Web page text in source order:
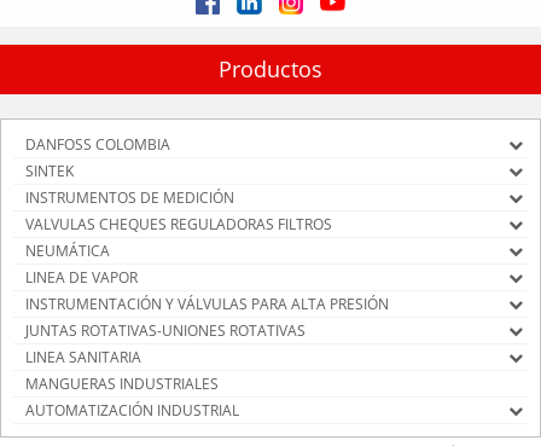
Productos
DANFOSS COLOMBIA
SINTEK
INSTRUMENTOS DE MEDICIÓN
VALVULAS CHEQUES REGULADORAS FILTROS
NEUMÁTICA
LINEA DE VAPOR
INSTRUMENTACIÓN Y VÁLVULAS PARA ALTA PRESIÓN
JUNTAS ROTATIVAS-UNIONES ROTATIVAS
LINEA SANITARIA
MANGUERAS INDUSTRIALES
AUTOMATIZACIÓN INDUSTRIAL